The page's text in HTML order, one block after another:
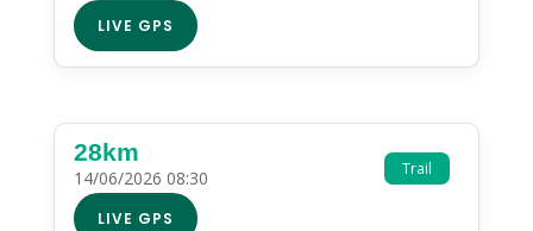
LIVE GPS
Trail
28km
14/06/2026 08:30
LIVE GPS